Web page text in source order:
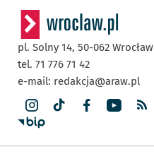
pl. Solny 14, 50-062 Wrocław
tel. 71 776 71 42
e-mail: redakcja@araw.pl